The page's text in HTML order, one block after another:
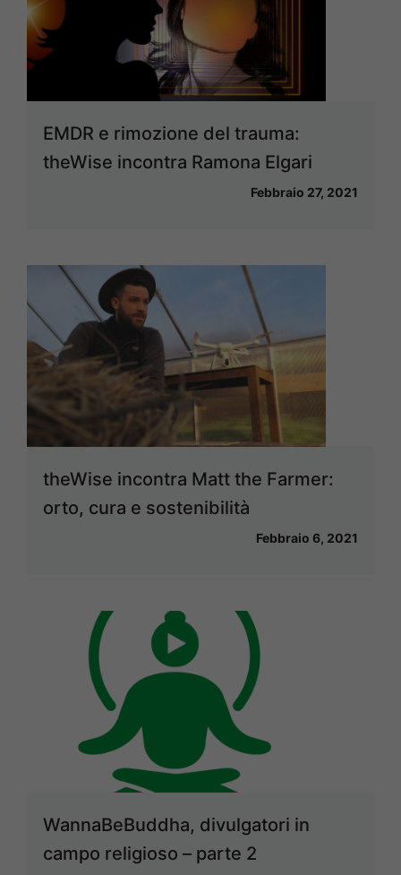
EMDR e rimozione del trauma:
theWise incontra Ramona Elgari
Febbraio 27, 2021
theWise incontra Matt the Farmer:
orto, cura e sostenibilità
Febbraio 6, 2021
WannaBeBuddha, divulgatori in
campo religioso – parte 2